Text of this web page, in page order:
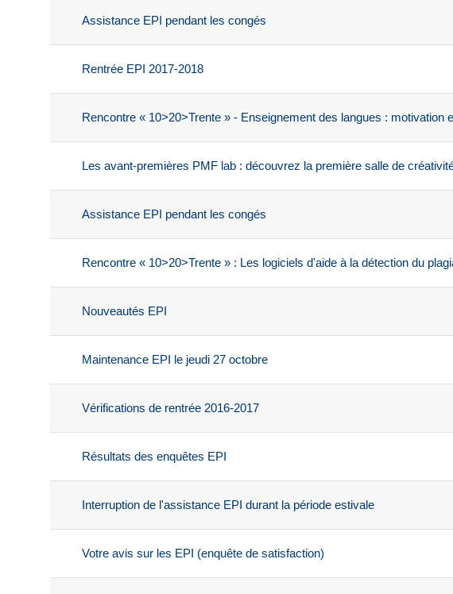
Assistance EPI pendant les congés
Rentrée EPI 2017-2018
Rencontre « 10>20>Trente » - Enseignement des langues : motivation
Les avant-premières PMF lab : découvrez la première salle de
Assistance EPI pendant les congés
Rencontre « 10>20>Trente » : Les logiciels d'aide à la détection du
Nouveautés EPI
Maintenance EPI le jeudi 27 octobre
Vérifications de rentrée 2016-2017
Résultats des enquêtes EPI
Interruption de l'assistance EPI durant la période estivale
Votre avis sur les EPI (enquête de satisfaction)